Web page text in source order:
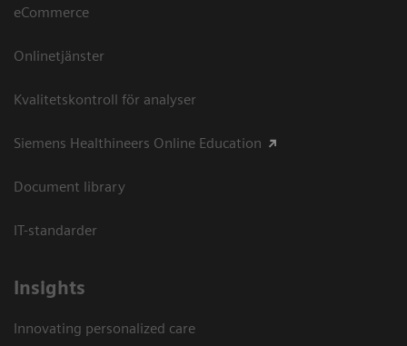
eCommerce
Onlinetjänster
Kvalitetskontroll för analyser
Siemens Healthineers Online Education
Document library
IT-standarder
Insights
Innovating personalized care